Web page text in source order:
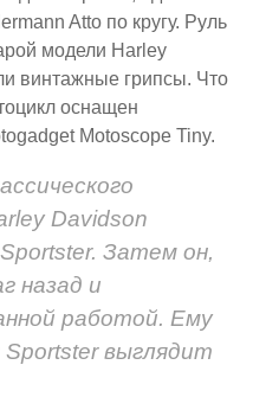
Atto по кругу. Руль
модели Harley
винтажные грипсы. Что
оснащен
Motoscope Tiny.
Davidson
Затем он,
назад и
работой. Ему
выглядит